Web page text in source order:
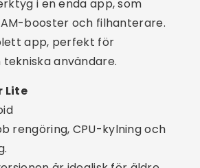
Avinstallera flera appar
Många appar använder
eller misstag